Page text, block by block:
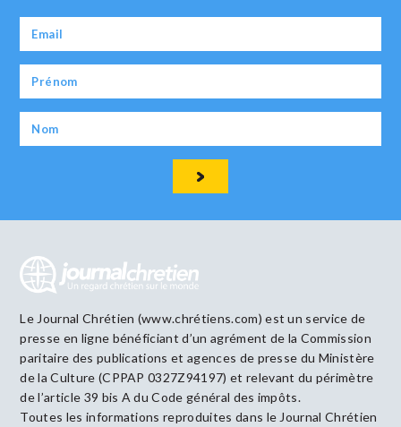
Le Journal Chrétien (www.chrétiens.com) est un service de
presse en ligne bénéficiant d’un agrément de la Commission
paritaire des publications et agences de presse du Ministère
de la Culture (CPPAP 0327Z94197) et relevant du périmètre
de l’article 39 bis A du Code général des impôts.
Toutes les informations reproduites dans le Journal Chrétien